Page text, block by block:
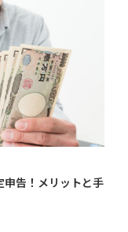
申告！メリットと手